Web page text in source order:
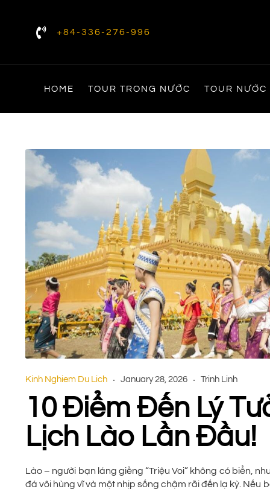
+84-336-276-996
HOME TOUR TRONG NƯỚC TOUR
Kinh Nghiem Du Lich January 28, 2026 Trinh Linh
10 Điểm Đến Lý
Lịch Lào Lần Đầu!
Lào – người bạn láng giềng “Triệu Voi” không có biển,
đá vôi hùng vĩ và một nhịp sống chậm rãi đến lạ kỳ. Nếu